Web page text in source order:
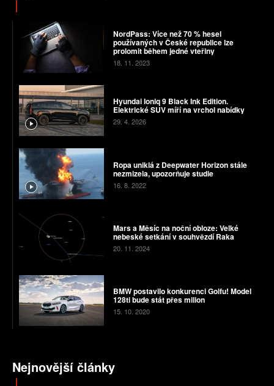
NordPass: Více než 70 % hesel
používaných v České republice lze
prolomit během jedné vteřiny
18. 11. 2023
Hyundai Ioniq 9 Black Ink Edition.
Elektrické SUV míří na vrchol nabídky
29. 4. 2026
Ropa uniklá z Deepwater Horizon stále
nezmizela, upozorňuje studie
16. 8. 2022
Mars a Měsíc na noční obloze: Velké
nebeské setkání v souhvězdí Raka
20. 11. 2024
BMW postavilo konkurenci Golfu! Model
128ti bude stát přes milion
15. 10. 2020
Nejnovější články